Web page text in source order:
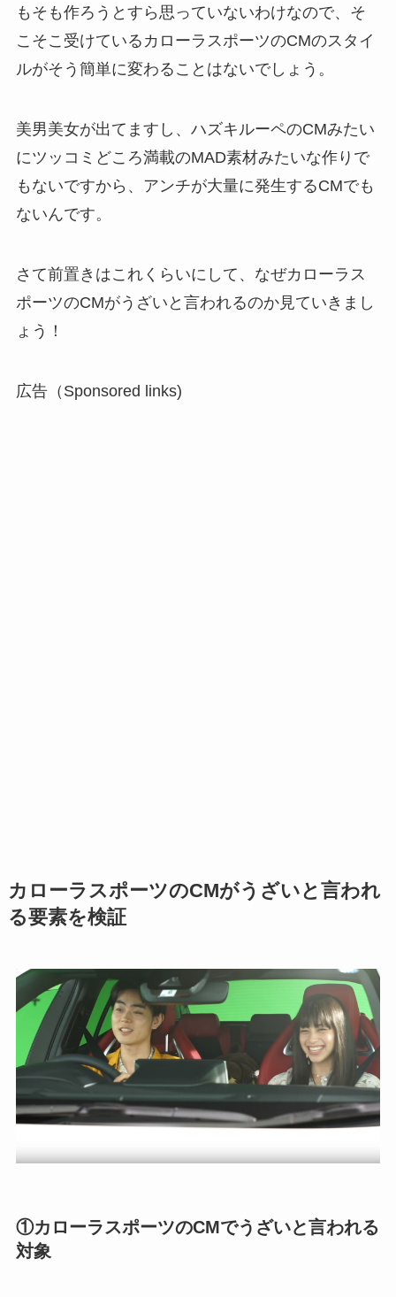
もそも作ろうとすら思っていないわけなので、そ
こそこ受けているカローラスポーツのCMのスタイ
ルがそう簡単に変わることはないでしょう。
美男美女が出てますし、ハズキルーペのCMみたい
にツッコミどころ満載のMAD素材みたいな作りで
もないですから、アンチが大量に発生するCMでも
ないんです。
さて前置きはこれくらいにして、なぜカローラス
ポーツのCMがうざいと言われるのか見ていきまし
ょう！
広告（Sponsored links)
カローラスポーツのCMがうざいと言われ
る要素を検証
①カローラスポーツのCMでうざいと言われる
対象